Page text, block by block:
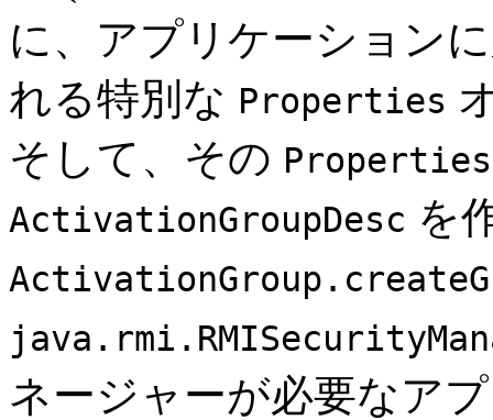
に、アプリケーション
れる特別な Properties
そして、その Properties
ActivationGroupDesc を
ネージャーが必要なア